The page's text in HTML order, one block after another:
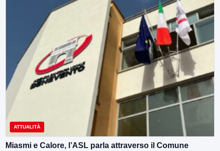
ATTUALITÀ
Miasmi e Calore, l’ASL parla attraverso il Comune